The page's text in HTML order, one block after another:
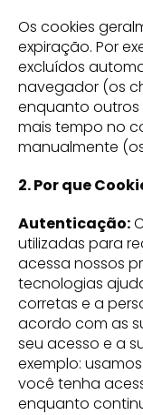
Os cookies
expiração. Por
excluídos
navegador (os
enquanto
mais tempo no
manualmente
2. Por que
Autenticação:
utilizadas para
acessa nossos
tecnologias
corretas e a
acordo com as
seu acesso e a
exemplo:
você tenha
enquanto